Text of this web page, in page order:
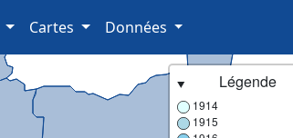
Cartes Données
Légende
1914
1915